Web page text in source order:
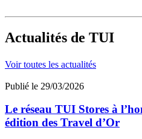
rapide.
Actualités de TUI
Voir toutes les actualités
Publié le 29/03/2026
Le réseau TUI Stores à
édition des Travel d’Or